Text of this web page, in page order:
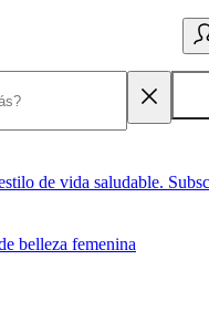
belleza femenina